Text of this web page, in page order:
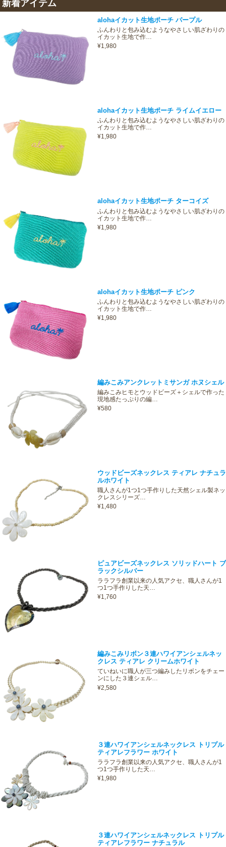
新着アイテム
alohaイカット生地ポーチ パープル
ふんわりと包み込むようなやさしい肌ざわりの
イカット生地で作…
¥1,980
alohaイカット生地ポーチ ライムイエロー
ふんわりと包み込むようなやさしい肌ざわりの
イカット生地で作…
¥1,980
alohaイカット生地ポーチ ターコイズ
ふんわりと包み込むようなやさしい肌ざわりの
イカット生地で作…
¥1,980
alohaイカット生地ポーチ ピンク
ふんわりと包み込むようなやさしい肌ざわりの
イカット生地で作…
¥1,980
編みこみアンクレットミサンガ ホヌシェル
編みこみヒモとウッドビーズ＋シェルで作った
現地感たっぷりの編…
¥580
ウッドビーズネックレス ティアレ ナチュラ
ルホワイト
職人さんが1つ1つ手作りした天然シェル製ネッ
クレスシリーズ…
¥1,480
ピュアビーズネックレス ソリッドハート ブ
ラックシルバー
ララフラ創業以来の人気アクセ、職人さんが1
つ1つ手作りした天…
¥1,760
編みこみリボン３連ハワイアンシェルネッ
クレス ティアレ クリームホワイト
ていねいに職人が三つ編みしたリボンをチェー
ンにした３連シェル…
¥2,580
３連ハワイアンシェルネックレス トリプル
ティアレフラワー ホワイト
ララフラ創業以来の人気アクセ、職人さんが1
つ1つ手作りした天…
¥1,980
３連ハワイアンシェルネックレス トリプル
ティアレフラワー ナチュラル